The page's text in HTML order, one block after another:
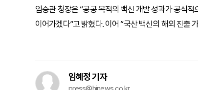
임승관 청장은 “공공 목적의 백신 개발 성과가 공식
이어가겠다”고 밝혔다. 이어 “국산 백신의 해외 진출
임혜정 기자